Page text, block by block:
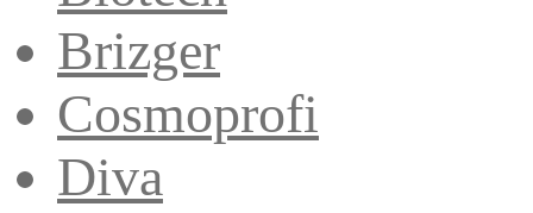
Brizger
Cosmoprofi
Diva